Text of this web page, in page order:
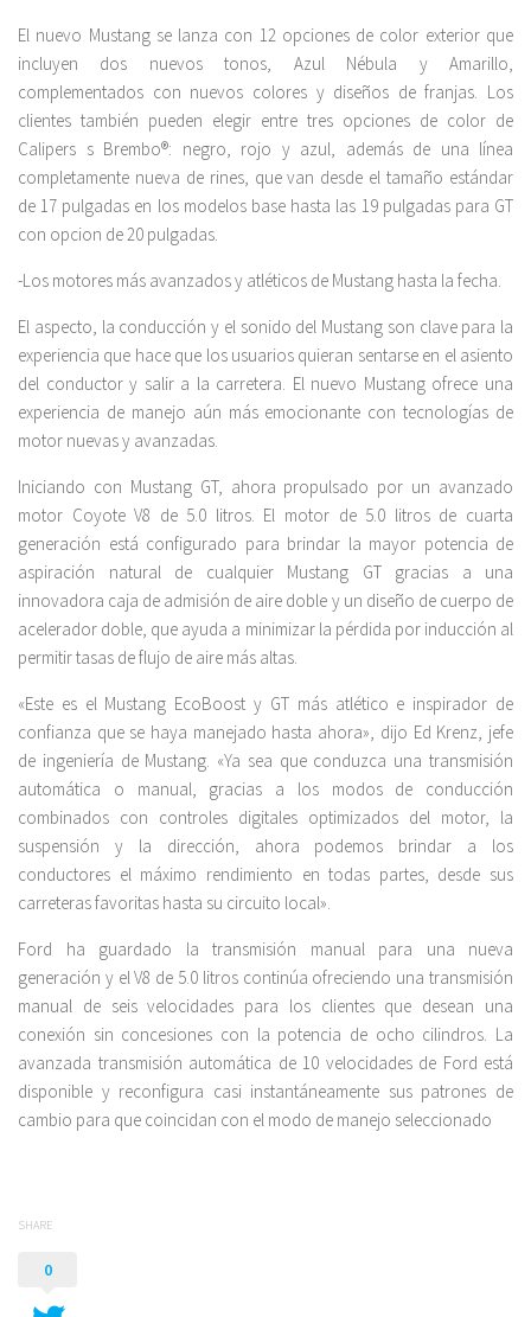
El nuevo Mustang se lanza con 12 opciones de color exterior que
incluyen dos nuevos tonos, Azul Nébula y Amarillo,
complementados con nuevos colores y diseños de franjas. Los
clientes también pueden elegir entre tres opciones de color de
Calipers s Brembo®: negro, rojo y azul, además de una línea
completamente nueva de rines, que van desde el tamaño estándar
de 17 pulgadas en los modelos base hasta las 19 pulgadas para GT
con opcion de 20 pulgadas.
-Los motores más avanzados y atléticos de Mustang hasta la fecha.
El aspecto, la conducción y el sonido del Mustang son clave para la
experiencia que hace que los usuarios quieran sentarse en el asiento
del conductor y salir a la carretera. El nuevo Mustang ofrece una
experiencia de manejo aún más emocionante con tecnologías de
motor nuevas y avanzadas.
Iniciando con Mustang GT, ahora propulsado por un avanzado
motor Coyote V8 de 5.0 litros. El motor de 5.0 litros de cuarta
generación está configurado para brindar la mayor potencia de
aspiración natural de cualquier Mustang GT gracias a una
innovadora caja de admisión de aire doble y un diseño de cuerpo de
acelerador doble, que ayuda a minimizar la pérdida por inducción al
permitir tasas de flujo de aire más altas.
«Este es el Mustang EcoBoost y GT más atlético e inspirador de
confianza que se haya manejado hasta ahora», dijo Ed Krenz, jefe
de ingeniería de Mustang. «Ya sea que conduzca una transmisión
automática o manual, gracias a los modos de conducción
combinados con controles digitales optimizados del motor, la
suspensión y la dirección, ahora podemos brindar a los
conductores el máximo rendimiento en todas partes, desde sus
carreteras favoritas hasta su circuito local».
Ford ha guardado la transmisión manual para una nueva
generación y el V8 de 5.0 litros continúa ofreciendo una transmisión
manual de seis velocidades para los clientes que desean una
conexión sin concesiones con la potencia de ocho cilindros. La
avanzada transmisión automática de 10 velocidades de Ford está
disponible y reconfigura casi instantáneamente sus patrones de
cambio para que coincidan con el modo de manejo seleccionado
SHARE
0